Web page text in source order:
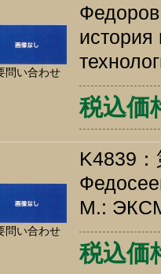
問い合わせ
税込
問い合わせ
K4839
М.:
税込価